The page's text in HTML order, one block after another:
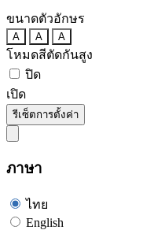
ขนาดตัวอักษร
A A A
โหมดสีตัดกันสูง
ปิด
เปิด
รีเซ็ตการตั้งค่า
ภาษา
ไทย
English